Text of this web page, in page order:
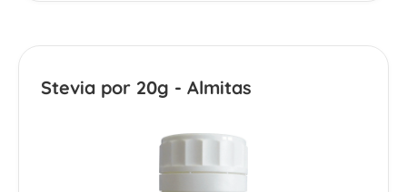
Stevia por 20g - Almitas